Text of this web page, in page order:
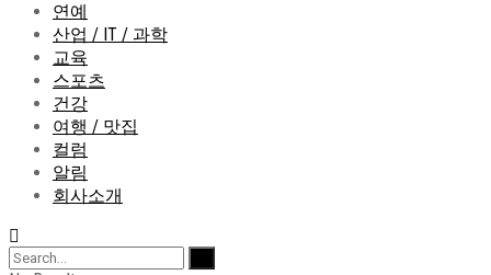
연예
산업 / IT / 과학
교육
스포츠
건강
여행 / 맛집
컬럼
알림
회사소개